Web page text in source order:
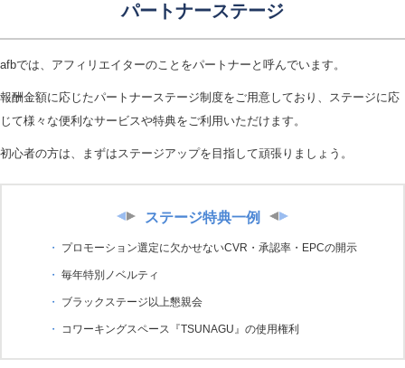
パートナーステージ
afbでは、アフィリエイターのことをパートナーと呼んでいます。
報酬金額に応じたパートナーステージ制度をご用意しており、ステージに応
じて様々な便利なサービスや特典をご利用いただけます。
初心者の方は、まずはステージアップを目指して頑張りましょう。
ステージ特典一例
プロモーション選定に欠かせないCVR・承認率・EPCの開示
毎年特別ノベルティ
ブラックステージ以上懇親会
コワーキングスペース『TSUNAGU』の使用権利